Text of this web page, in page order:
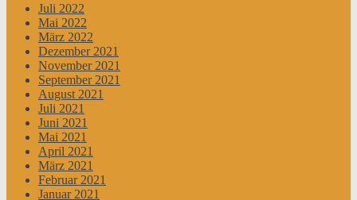
Juli 2022
Mai 2022
März 2022
Dezember 2021
November 2021
September 2021
August 2021
Juli 2021
Juni 2021
Mai 2021
April 2021
März 2021
Februar 2021
Januar 2021